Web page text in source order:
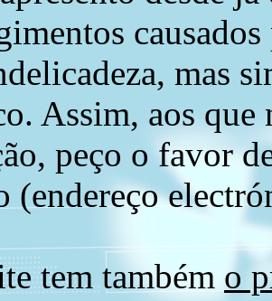
mas
Assim, aos
peço o favor
(endereço
tem também o